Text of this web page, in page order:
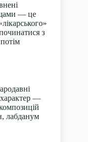
— це
з
характер —
лабданум